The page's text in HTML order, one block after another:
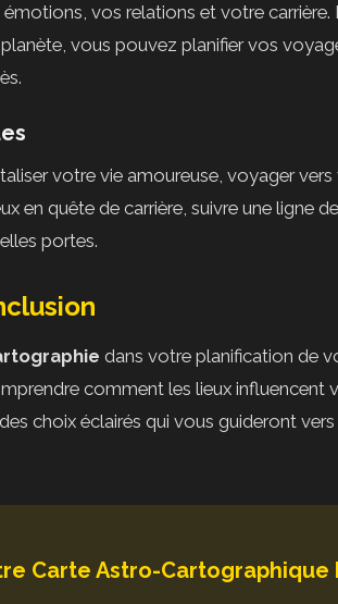
vos relations et votre carrière.
vous pouvez planifier vos
votre vie amoureuse, voyager
en quête de carrière, suivre une ligne
portes.
dans votre planification de
comment les lieux influencent
choix éclairés qui vous guideront
Carte Astro-Cartographique